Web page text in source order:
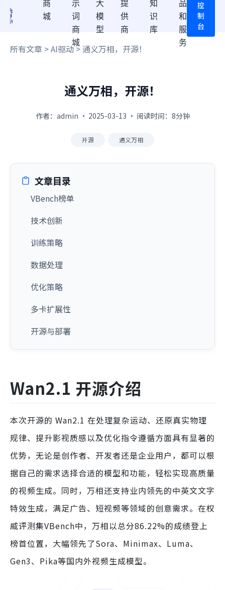
商
城
示
词
商
城
大
模
型
提
供
商
知
识
库
品
和
服
务
控
制
台
所有文章 >AI驱动> 通义万相，开源！
通义万相，开源！
作者：admin · 2025-03-13 · 阅读时间：8分钟
开源 通义万相
文章目录
VBench榜单
技术创新
训练策略
数据处理
优化策略
多卡扩展性
开源与部署
Wan2.1 开源介绍
本次开源的 Wan2.1 在处理复杂运动、还原真实物理
规律、提升影视质感以及优化指令遵循方面具有显著的
优势，无论是创作者、开发者还是企业用户，都可以根
据自己的需求选择合适的模型和功能，轻松实现高质量
的视频生成。同时，万相还支持业内领先的中英文文字
特效生成，满足广告、短视频等领域的创意需求。在权
威评测集VBench中，万相以总分86.22%的成绩登上
榜首位置，大幅领先了Sora、Minimax、Luma、
Gen3、Pika等国内外视频生成模型。